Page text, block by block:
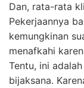
Dan, rata-rata
Pekerjaannya
kemungkinan
menafkahi
Tentu, ini
bijaksana.